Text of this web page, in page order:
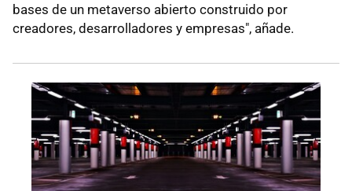
bases de un metaverso abierto construido por
creadores, desarrolladores y empresas", añade.